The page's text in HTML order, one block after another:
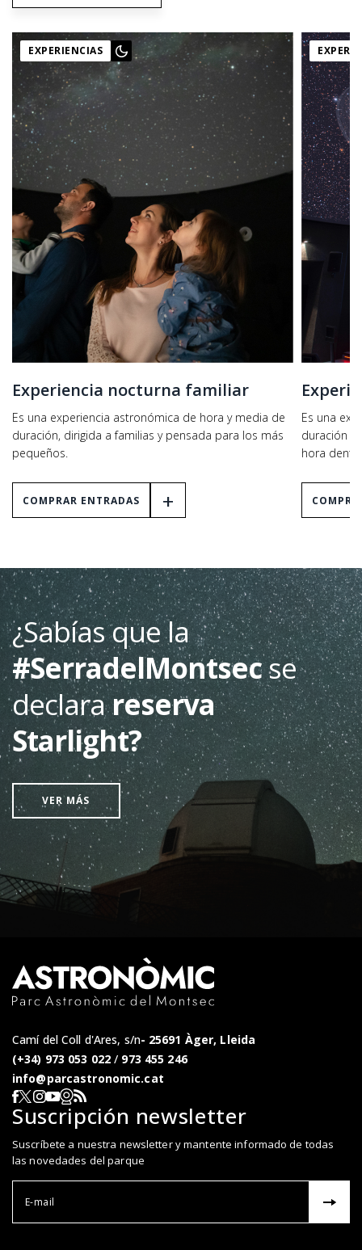
EXPERIENCIAS
Experiencia nocturna familiar
Es una experiencia astronómica de hora y media de
duración, dirigida a familias y pensada para los más
pequeños.
COMPRAR ENTRADAS +
Es una
duración
hora
¿Sabías que la
#SerradelMontsecse
declarareserva
Starlight?
VER MÁS
Segueix-nos a Facebook
Segueix-nos a X
Segueix-nos a Instagram
Segueix-nos a YouTube
Webcam en directe
RSS del Parc Astronòmic
Camí del Coll d'Ares, s/n 25691 Àger, Lleida
(+34) 973 053 022 / 973 455 246
info@parcastronomic.cat
Suscripción newsletter
Suscríbete a nuestra newsletter y mantente informado de todas
las novedades del parque